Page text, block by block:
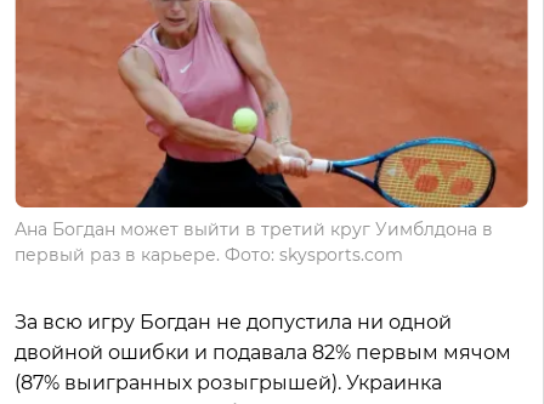
Ана Богдан может выйти в третий круг Уимблдона в
первый раз в карьере. Фото: skysports.com
За всю игру Богдан не допустила ни одной
двойной ошибки и подавала 82% первым мячом
(87% выигранных розыгрышей). Украинка